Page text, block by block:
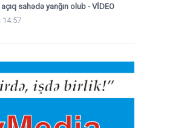
sahədə yanğın olub - VİDEO
14:57